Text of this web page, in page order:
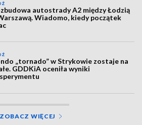
autostrady A2 między Łodzią
Wiadomo, kiedy początek
„tornado” w Strykowie zostaje na
GDDKiA oceniła wyniki
ZOBACZ WIĘCEJ